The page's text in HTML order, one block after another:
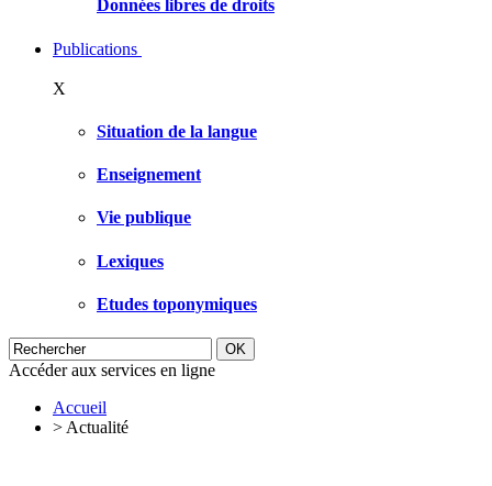
Données libres de droits
Publications
X
Situation de la langue
Enseignement
Vie publique
Lexiques
Etudes toponymiques
Accéder aux services en ligne
Accueil
> Actualité